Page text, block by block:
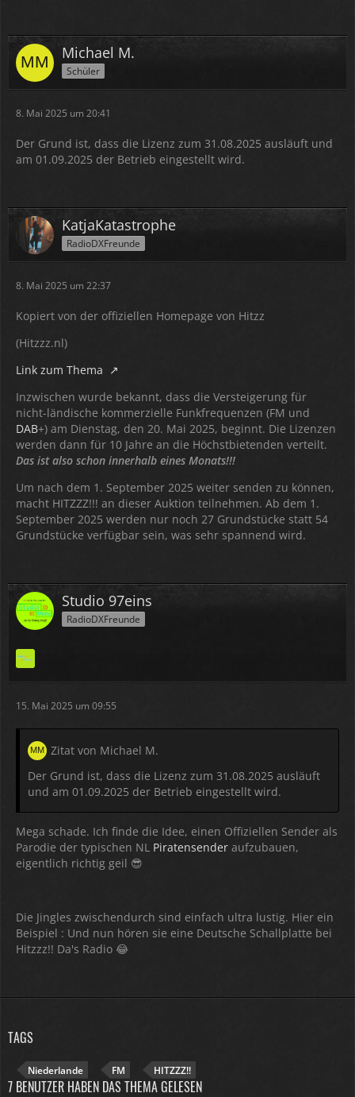
Michael M.
Schüler
8. Mai 2025 um 20:41
Der Grund ist, dass die Lizenz zum 31.08.2025 ausläuft und
am 01.09.2025 der Betrieb eingestellt wird.
KatjaKatastrophe
RadioDXFreunde
8. Mai 2025 um 22:37
Kopiert von der offiziellen Homepage von Hitzz
(Hitzzz.nl)
Link zum Thema
Inzwischen wurde bekannt, dass die Versteigerung für
nicht-ländische kommerzielle Funkfrequenzen (FM und
DAB+) am Dienstag, den 20. Mai 2025, beginnt. Die Lizenzen
werden dann für 10 Jahre an die Höchstbietenden verteilt.
Das ist also schon innerhalb eines Monats!!!
Um nach dem 1. September 2025 weiter senden zu können,
macht HITZZZ!!! an dieser Auktion teilnehmen. Ab dem 1.
September 2025 werden nur noch 27 Grundstücke statt 54
Grundstücke verfügbar sein, was sehr spannend wird.
Studio 97eins
RadioDXFreunde
15. Mai 2025 um 09:55
Zitat von Michael M.
Der Grund ist, dass die Lizenz zum 31.08.2025 ausläuft
und am 01.09.2025 der Betrieb eingestellt wird.
Mega schade. Ich finde die Idee, einen Offiziellen Sender als
Parodie der typischen NL Piratensender aufzubauen,
eigentlich richtig geil 😎
Die Jingles zwischendurch sind einfach ultra lustig. Hier ein
Beispiel : Und nun hören sie eine Deutsche Schallplatte bei
Hitzzz!! Da's Radio 😂
TAGS
Niederlande FM HITZZZ!!
7 BENUTZER HABEN DAS THEMA GELESEN